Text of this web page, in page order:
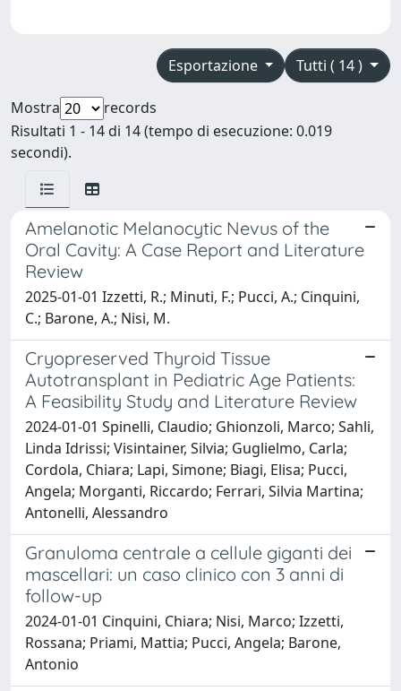
Tutti ( 14 )
Esportazione
Mostra
records
Risultati 1 - 14 di 14 (tempo di esecuzione: 0.019
secondi).
Amelanotic Melanocytic Nevus of the
Oral Cavity: A Case Report and Literature
Review
2025-01-01 Izzetti, R.; Minuti, F.; Pucci, A.; Cinquini,
C.; Barone, A.; Nisi, M.
Cryopreserved Thyroid Tissue
Autotransplant in Pediatric Age Patients:
A Feasibility Study and Literature Review
2024-01-01 Spinelli, Claudio; Ghionzoli, Marco; Sahli,
Linda Idrissi; Visintainer, Silvia; Guglielmo, Carla;
Cordola, Chiara; Lapi, Simone; Biagi, Elisa; Pucci,
Angela; Morganti, Riccardo; Ferrari, Silvia Martina;
Antonelli, Alessandro
Granuloma centrale a cellule giganti dei
mascellari: un caso clinico con 3 anni di
follow-up
2024-01-01 Cinquini, Chiara; Nisi, Marco; Izzetti,
Rossana; Priami, Mattia; Pucci, Angela; Barone,
Antonio